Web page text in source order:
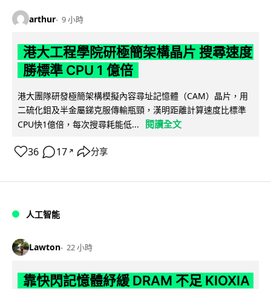
arthur 9 小時
港大工程學院研極簡架構晶片 搜尋速度
勝標準 CPU 1 億倍
港大團隊研發極簡架構模擬內容尋址記憶體（CAM）晶片，用
二硫化鉬及半金屬銻克服傳輸瓶頸，漢明距離計算速度比標準
CPU快1億倍，每次搜尋耗能低...
閱讀全文
36 17 ↗ 分享
人工智能
Lawton 22 小時
靠快閃記憶體紓緩 DRAM 不足 KIOXIA